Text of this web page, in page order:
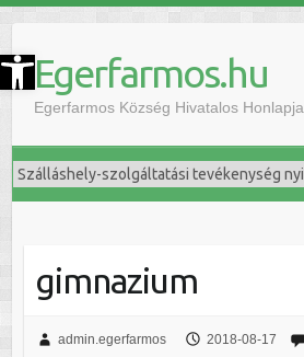
Eszköztár megnyitása Egerfarmos.hu
Egerfarmos Község Hivatalos Honlapja
gimnazium
admin.egerfarmos 2018-08-17